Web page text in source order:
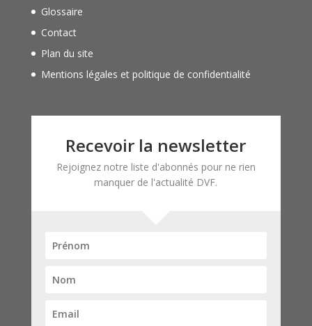
Glossaire
Contact
Plan du site
Mentions légales et politique de confidentialité
Recevoir la newsletter
Rejoignez notre liste d'abonnés pour ne rien
manquer de l'actualité DVF.